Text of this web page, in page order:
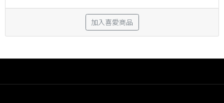
加入喜愛商品